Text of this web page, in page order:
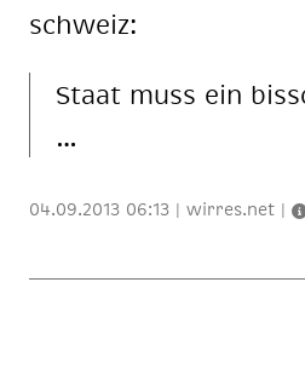
schweiz:
Staat muss ein
…
04.09.2013 06:13 | wirres.net |